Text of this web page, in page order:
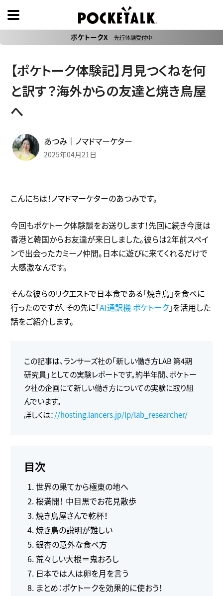
ポケトークX 先行体験受付中
【ポケトーク体験記】月見つくねを何
と訳す？海外からの友達と焼き鳥屋
へ
あつみ｜ノマドマーケター
2025年04月21日
こんにちは！ノマドマーケターのあつみです。
今回もポケトーク体験談をお送りします！先回に続き今度は
香港と韓国からお友達が来日しました。彼らは2年前スペイ
ンで出会ったカミーノ仲間。日本に遊びに来てくれるだけで
大感激なんです。
そんな彼らのリクエストで日本食である「焼き鳥」を食べに
行ったのですが、その先に「AI通訳機 ポケトーク」を活用した
話をご紹介します。
この記事は、ランサーズ社の「新しい働き方LAB 第4期
研究員」としての実験レポートです。約半年間、ポケトー
ク社の企画にて新しい働き方についての実験に取り組
んでいます。
詳しくは：//hosting.lancers.jp/lp/lab_researcher/
目次
世界の果てから極東の地へ
桜満開！ 中目黒でお花見散歩
焼き鳥屋さんで乾杯！
焼き鳥の説明が難しい
銀杏の意外な食べ方
荒々しい大根＝鬼おろし
日本では人は卵を月を言う
まとめ：ポケトークを効果的に使おう！